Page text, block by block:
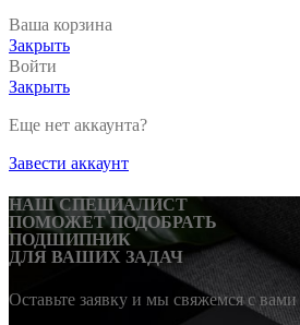
Ваша корзина
Закрыть
Войти
Закрыть
Еще нет аккаунта?
Завести аккаунт
НАШ СПЕЦИАЛИСТ
ПОМОЖЕТ ПОДОБРАТЬ
ПОДШИПНИК
ДЛЯ ВАШИХ ЗАДАЧ
Оставьте заявку и мы свяжемся с вами